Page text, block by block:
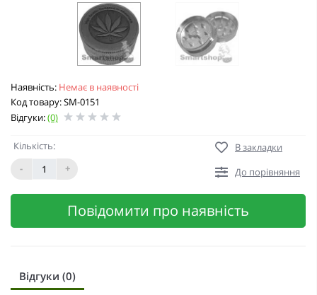
Наявність: Немає в наявності
Код товару: SM-0151
Відгуки:(0)
Кількість:
-
+
В закладки
До порівняння
Повідомити про наявність
Відгуки (0)